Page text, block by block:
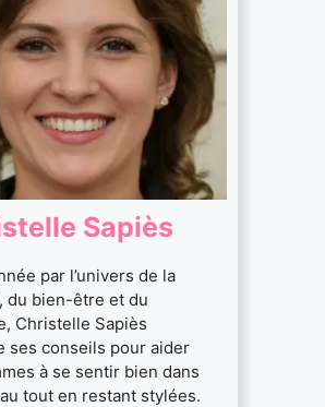
Sapiès
par l’univers de la
du bien-être et du
Christelle Sapiès
ses conseils pour aider
à se sentir bien dans
tout en restant stylées.